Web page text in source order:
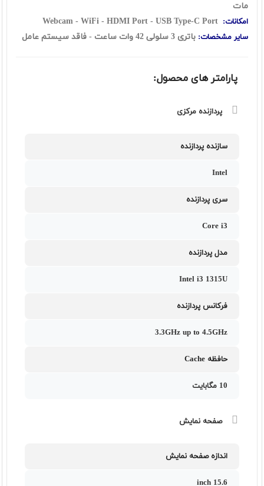
مات
امکانات:
سایر مشخصات: باتری 3 سلولی 42 وات ساعت - فاقد سیستم عامل
پارامتر های محصول:
پردازنده مرکزی
سازنده پردازنده
Intel
سری پردازنده
Core i3
مدل پردازنده
Intel i3 1315U
فرکانس پردازنده
3.3GHz up to 4.5GHz
حافظه Cache
10 مگابایت
صفحه نمایش
اندازه صفحه نمایش
15.6 inch